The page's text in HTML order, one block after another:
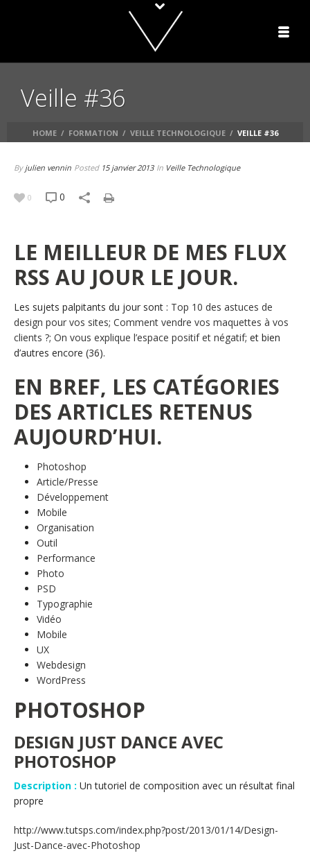
Veille #36
HOME / FORMATION / VEILLE TECHNOLOGIQUE / VEILLE #36
By julien vennin Posted 15 janvier 2013 In Veille Technologique
0 0
LE MEILLEUR DE MES FLUX
RSS AU JOUR LE JOUR.
Les sujets palpitants du jour sont : Top 10 des astuces de
design pour vos sites; Comment vendre vos maquettes à vos
clients ?; On vous explique l’espace positif et négatif; et bien
d’autres encore (36).
EN BREF, LES CATÉGORIES
DES ARTICLES RETENUS
AUJOURD’HUI.
Photoshop
Article/Presse
Développement
Mobile
Organisation
Outil
Performance
Photo
PSD
Typographie
Vidéo
Mobile
UX
Webdesign
WordPress
PHOTOSHOP
DESIGN JUST DANCE AVEC
PHOTOSHOP
Description : Un tutoriel de composition avec un résultat final
propre
http://www.tutsps.com/index.php?post/2013/01/14/Design-
Just-Dance-avec-Photoshop